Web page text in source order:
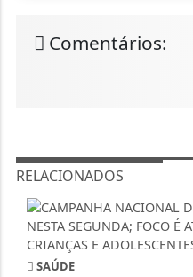
Comentários:
RELACIONADOS
SAÚDE